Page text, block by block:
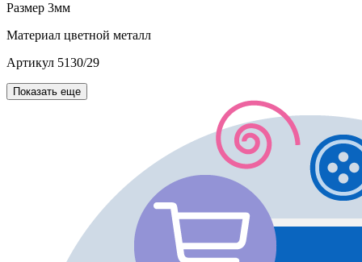
Размер 3мм
Материал цветной металл
Артикул 5130/29
Показать еще